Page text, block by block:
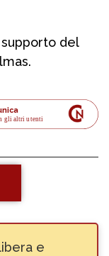
del
gli altri utenti
e